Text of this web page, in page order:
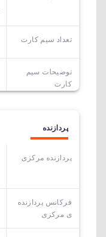
تعداد سیم کارت
توضیحات سیم
کارت
پردازنده
پردازنده مرکزی
فرکانس پردازنده
ی مرکزی